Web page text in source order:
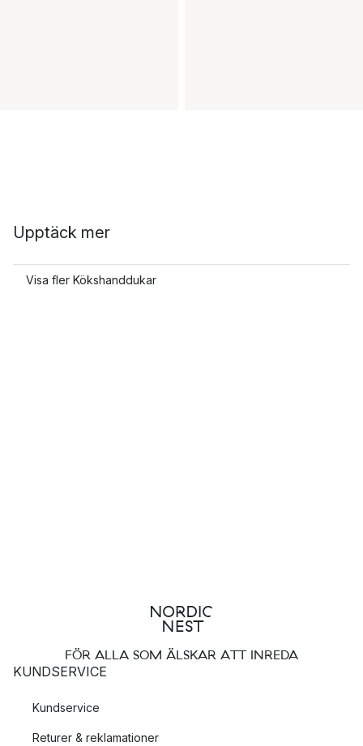
Upptäck mer
Visa fler Kökshanddukar
FÖR ALLA SOM ÄLSKAR ATT INREDA
KUNDSERVICE
Kundservice
Returer & reklamationer